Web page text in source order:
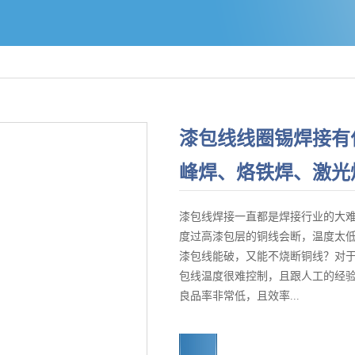
漆包线线圈锡焊接
峰焊、烙铁焊、激
漆包线焊接一直都是焊接行业的大
度过高漆包层的铜线会断，温度太
漆包线能破，又能不烧断铜线？对
包线温度很难控制，且跟人工的经
良品率非常低，且效率...